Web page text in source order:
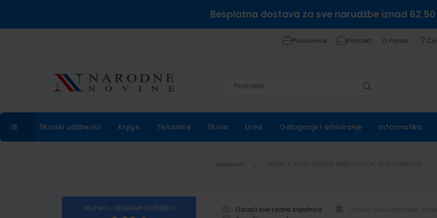
Besplatna dostava za sve narudžbe iznad
Poslovnice Kontakt O nama
Školski udžbenici Knjige Tiskanice Škola Ured Odlaganje i arhiviranje Informatika
Naslovna
UKUPNO - ODABRANI UDŽBENICI Označi sve radne bilježnice